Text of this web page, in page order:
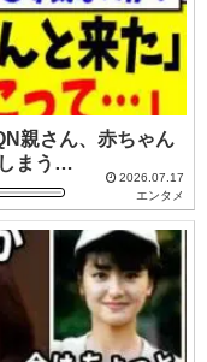
親さん、赤ちゃん
まう…
2026.07.17
エンタメ